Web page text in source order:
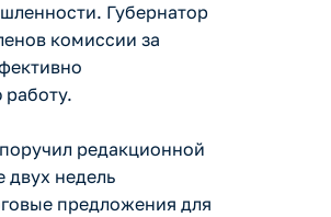
Губернатор
комиссии за
редакционной
двух недель
предложения для